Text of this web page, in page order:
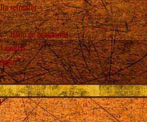
retreater
– Hjälp de behövande
samtal